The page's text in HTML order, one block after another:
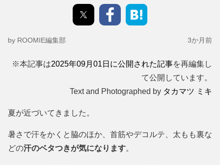
by ROOMIE編集部 3か月前
※本記事は2025年09月01日に公開された記事を再編集し
て公開しています。
Text and Photographed by タカマツ ミキ
夏が近づいてきました。
暑さで汗をかくと脇のほか、首筋やデコルテ、太もも裏な
どの汗のベタつきが気になります。